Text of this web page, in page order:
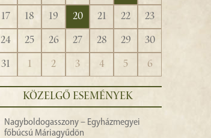
17
18 19 20 21 22
23
24
25 26 27 28 29
30
31
1 2 3 4 5 6
KÖZELGŐ ESEMÉNYEK
Nagyboldogasszony – Egyházmegyei
főbúcsú Máriagyűdön